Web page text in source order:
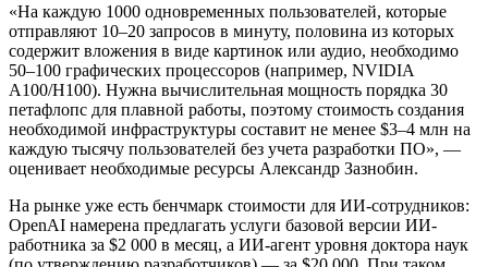
«На каждую 1000 одновременных пользователей, которые
отправляют 10–20 запросов в минуту, половина из которых
содержит вложения в виде картинок или аудио, необходимо
50–100 графических процессоров (например, NVIDIA
A100/H100). Нужна вычислительная мощность порядка 30
петафлопс для плавной работы, поэтому стоимость создания
необходимой инфраструктуры составит не менее $3–4 млн на
каждую тысячу пользователей без учета разработки ПО», —
оценивает необходимые ресурсы Александр Зазнобин.
На рынке уже есть бенчмарк стоимости для ИИ-сотрудников:
OpenAI намерена предлагать услуги базовой версии ИИ-
работника за $2 000 в месяц, а ИИ-агент уровня доктора наук